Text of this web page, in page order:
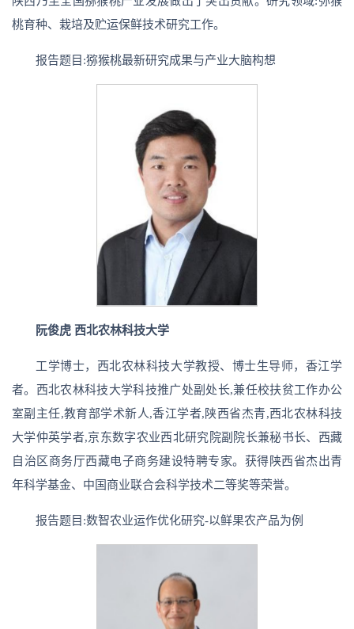
桃育种、栽培及贮运保鲜技术研究工作。
报告题目:猕猴桃最新研究成果与产业大脑构想
阮俊虎 西北农林科技大学
工学博士，西北农林科技大学教授、博士生导师，香江学
者。西北农林科技大学科技推广处副处长,兼任校扶贫工作办公
室副主任,教育部学术新人,香江学者,陕西省杰青,西北农林科技
大学仲英学者,京东数字农业西北研究院副院长兼秘书长、西藏
自治区商务厅西藏电子商务建设特聘专家。获得陕西省杰出青
年科学基金、中国商业联合会科学技术二等奖等荣誉。
报告题目:数智农业运作优化研究-以鲜果农产品为例